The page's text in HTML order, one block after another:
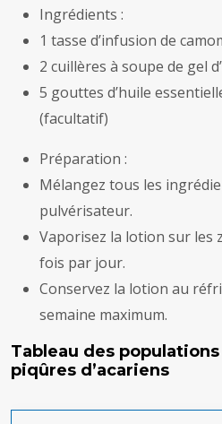
Ingrédients :
1 tasse d’infusion de
2 cuillères à soupe de gel
5 gouttes d’huile
(facultatif)
Préparation :
Mélangez tous les
pulvérisateur.
Vaporisez la lotion sur les
fois par jour.
Conservez la lotion au
semaine maximum.
Tableau des
piqûres d’acariens